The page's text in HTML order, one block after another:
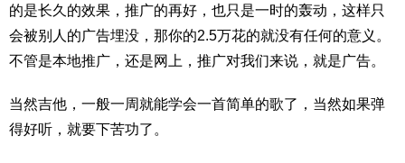
的是长久的效果，推广的再好，也只是一时的轰动，这样只
会被别人的广告埋没，那你的2.5万花的就没有任何的意义。
不管是本地推广，还是网上，推广对我们来说，就是广告。
当然吉他，一般一周就能学会一首简单的歌了，当然如果弹
得好听，就要下苦功了。